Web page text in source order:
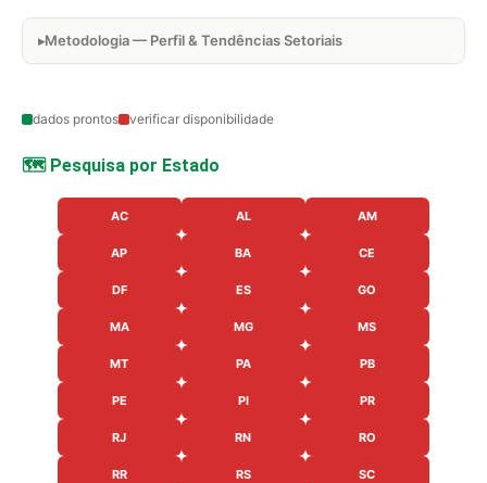
Metodologia — Perfil & Tendências Setoriais
dados prontos verificar disponibilidade
🗺️ Pesquisa por Estado
AC AL AM
AP BA CE
DF ES GO
MA MG MS
MT PA PB
PE PI PR
RJ RN RO
RR RS SC